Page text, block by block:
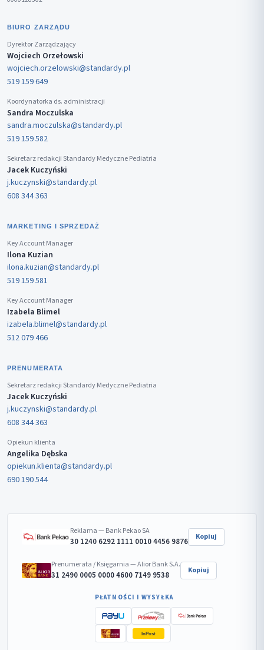
BIURO ZARZĄDU
Dyrektor Zarządzający
Wojciech Orzełowski
wojciech.orzelowski@standardy.pl
519 159 649
Koordynatorka ds. administracji
Sandra Moczulska
sandra.moczulska@standardy.pl
519 159 582
Sekretarz redakcji Standardy Medyczne Pediatria
Jacek Kuczyński
j.kuczynski@standardy.pl
608 344 363
MARKETING I SPRZEDAŻ
Key Account Manager
Ilona Kuzian
ilona.kuzian@standardy.pl
519 159 581
Key Account Manager
Izabela Blimel
izabela.blimel@standardy.pl
512 079 466
PRENUMERATA
Sekretarz redakcji Standardy Medyczne Pediatria
Jacek Kuczyński
j.kuczynski@standardy.pl
608 344 363
Opiekun klienta
Angelika Dębska
opiekun.klienta@standardy.pl
690 190 544
Reklama — Bank Pekao SA
30 1240 6292 1111 0010 4456 9876 Kopiuj
Prenumerata / Księgarnia — Alior Bank S.A.
31 2490 0005 0000 4600 7149 9538 Kopiuj
PŁATNOŚCI I WYSYŁKA
InPost